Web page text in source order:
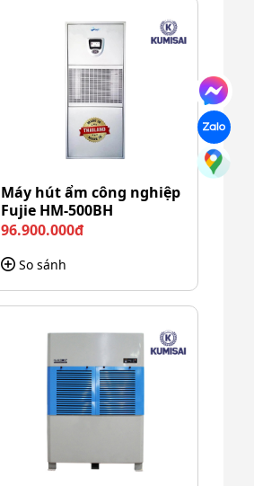
Máy hút ẩm công nghiệp
Fujie HM-500BH
96.900.000đ
So sánh